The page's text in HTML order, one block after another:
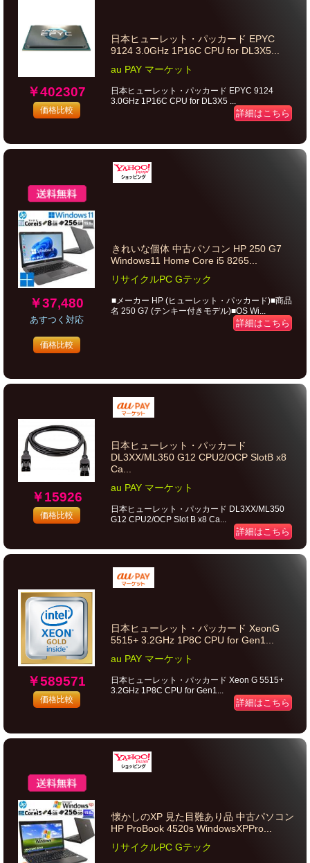
￥402307
価格比較
日本ヒューレット・パッカード EPYC
9124 3.0GHz 1P16C CPU for DL3X5...
au PAY マーケット
日本ヒューレット・パッカード EPYC 9124
3.0GHz 1P16C CPU for DL3X5 ...
詳細はこちら
￥37,480
あすつく対応
価格比較
きれいな個体 中古パソコン HP 250 G7
Windows11 Home Core i5 8265...
リサイクルPC Gテック
■メーカー HP (ヒューレット・パッカード)■商品
名 250 G7 (テンキー付きモデル)■OS Wi...
詳細はこちら
￥15926
価格比較
日本ヒューレット・パッカード
DL3XX/ML350 G12 CPU2/OCP SlotB x8
Ca...
au PAY マーケット
日本ヒューレット・パッカード DL3XX/ML350
G12 CPU2/OCP Slot B x8 Ca...
詳細はこちら
￥589571
価格比較
日本ヒューレット・パッカード XeonG
5515+ 3.2GHz 1P8C CPU for Gen1...
au PAY マーケット
日本ヒューレット・パッカード Xeon G 5515+
3.2GHz 1P8C CPU for Gen1...
詳細はこちら
懐かしのXP 見た目難あり品 中古パソコン
HP ProBook 4520s WindowsXPPro...
リサイクルPC Gテック